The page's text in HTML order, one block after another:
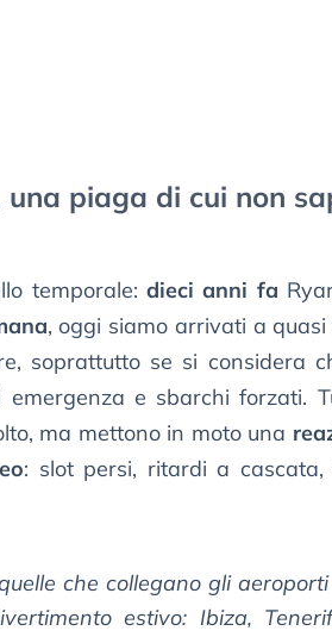
piaga di cui non
temporale:dieci anni fa
, oggi siamo arrivati a quasi
soprattutto se si considera
e sbarchi forzati.
ma mettono in moto una
: slot persi, ritardi a cascata,
che collegano gli
estivo: Ibiza,